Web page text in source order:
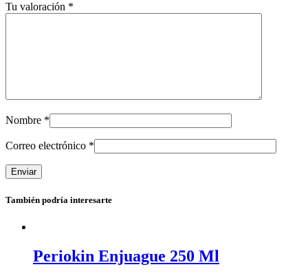
Tu valoración *
Nombre *
Correo electrónico *
También podría interesarte
Periokin Enjuague 250 Ml